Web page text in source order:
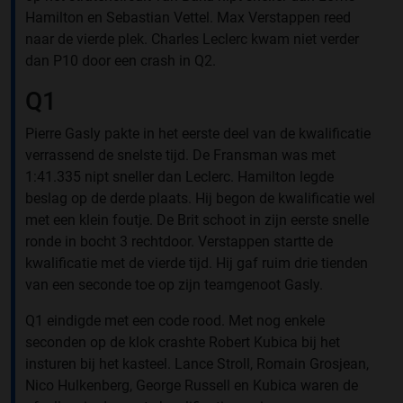
Hamilton en Sebastian Vettel. Max Verstappen reed
naar de vierde plek. Charles Leclerc kwam niet verder
dan P10 door een crash in Q2.
Q1
Pierre Gasly pakte in het eerste deel van de kwalificatie
verrassend de snelste tijd. De Fransman was met
1:41.335 nipt sneller dan Leclerc. Hamilton legde
beslag op de derde plaats. Hij begon de kwalificatie wel
met een klein foutje. De Brit schoot in zijn eerste snelle
ronde in bocht 3 rechtdoor. Verstappen startte de
kwalificatie met de vierde tijd. Hij gaf ruim drie tienden
van een seconde toe op zijn teamgenoot Gasly.
Q1 eindigde met een code rood. Met nog enkele
seconden op de klok crashte Robert Kubica bij het
insturen bij het kasteel. Lance Stroll, Romain Grosjean,
Nico Hulkenberg, George Russell en Kubica waren de